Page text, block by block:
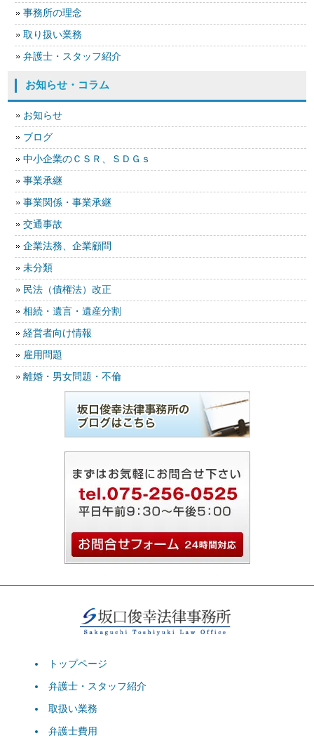
事務所の理念
取り扱い業務
弁護士・スタッフ紹介
お知らせ・コラム
お知らせ
ブログ
中小企業のＣＳＲ、ＳＤＧｓ
事業承継
事業関係・事業承継
交通事故
企業法務、企業顧問
未分類
民法（債権法）改正
相続・遺言・遺産分割
経営者向け情報
雇用問題
離婚・男女問題・不倫
トップページ
弁護士・スタッフ紹介
取扱い業務
弁護士費用